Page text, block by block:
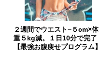
２週間でウエスト−５cm×体
重５kg減。１日10分で完了
【最強お腹痩せプログラム】